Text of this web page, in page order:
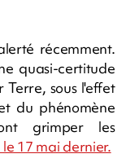
récemment.
quasi-certitude
Terre, sous l'effet
du phénomène
grimper les
17 mai dernier.